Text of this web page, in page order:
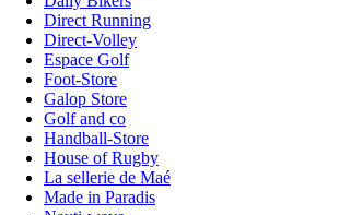
Direct Running
Direct-Volley
Espace Golf
Foot-Store
Galop Store
Golf and co
Handball-Store
House of Rugby
La sellerie de Maé
Made in Paradis